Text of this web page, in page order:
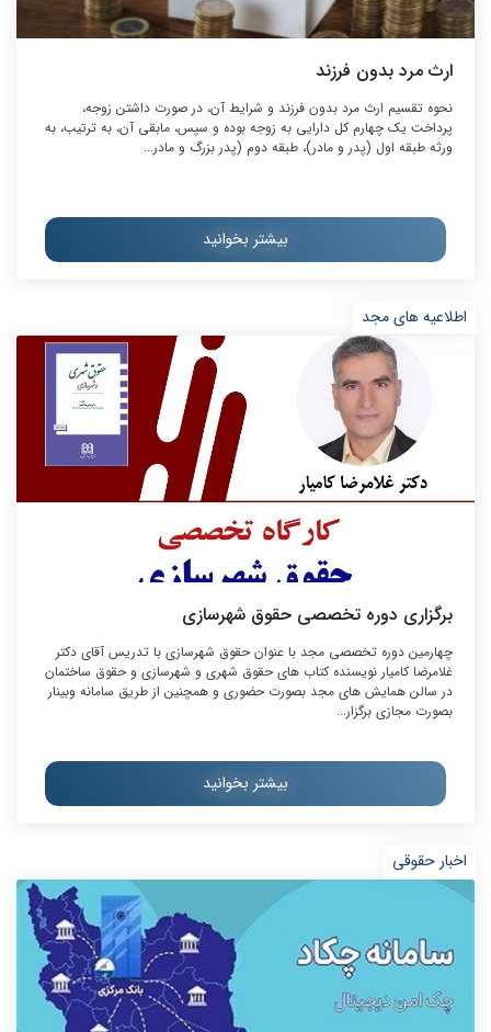
ارث مرد بدون فرزند
نحوه تقسیم ارث مرد بدون فرزند و شرایط آن، در صورت داشتن زوجه،
پرداخت یک چهارم کل دارایی به زوجه بوده و سپس، مابقی آن، به ترتیب، به
ورثه طبقه اول (پدر و مادر)، طبقه دوم (پدر بزرگ و مادر...
بیشتر بخوانید
اطلاعیه های مجد
برگزاری دوره تخصصی حقوق شهرسازی
چهارمین دوره تخصصی مجد با عنوان حقوق شهرسازی با تدریس آقای دکتر
غلامرضا کامیار نویسنده کتاب های حقوق شهری و شهرسازی و حقوق ساختمان
در سالن همایش های مجد بصورت حضوری و همچنین از طریق سامانه وبینار
بصورت مجازی برگزار...
بیشتر بخوانید
اخبار حقوقی